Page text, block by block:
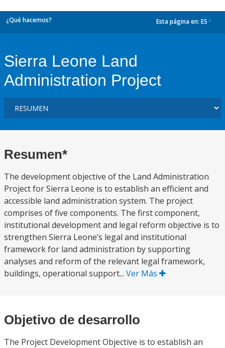
¿Qué hacemos? Esta página en: ES
Sierra Leone Land
Administration Project
Resumen*
The development objective of the Land Administration
Project for Sierra Leone is to establish an efficient and
accessible land administration system. The project
comprises of five components. The first component,
institutional development and legal reform objective is to
strengthen Sierra Leone’s legal and institutional
framework for land administration by supporting
analyses and reform of the relevant legal framework,
buildings, operational support... Ver Más
Objetivo de desarrollo
The Project Development Objective is to establish an